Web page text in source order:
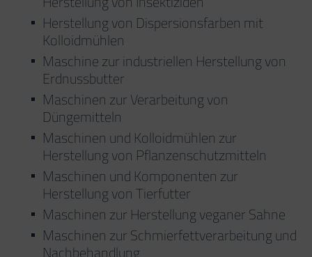
Herstellung von Dispersionsfarben mit
Kolloidmühlen
Maschine zur industriellen Herstellung von
Erdnussbutter
Maschinen zur Verarbeitung von
Düngemitteln
Maschinen und Kolloidmühlen zur
Herstellung von Pflanzenschutzmitteln
Maschinen und Komponenten zur
Herstellung von Tierfutter
Maschinen zur Herstellung veganer Sahne
Maschinen zur Schmierfettverarbeitung und
Nachbehandlung